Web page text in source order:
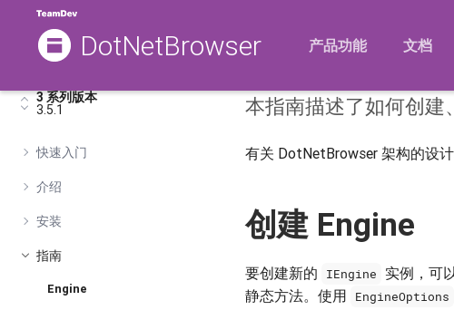
DotNetBrowser 产品功能 文档
3 系列版本
3.5.1
快速入门
介绍
安装
指南
Engine
Engine
本指南描述了如何创建
有关 DotNetBrowser 架构的设
创建 Engine
要创建新的 IEngine 实例，可
静态方法。使用 EngineOptions